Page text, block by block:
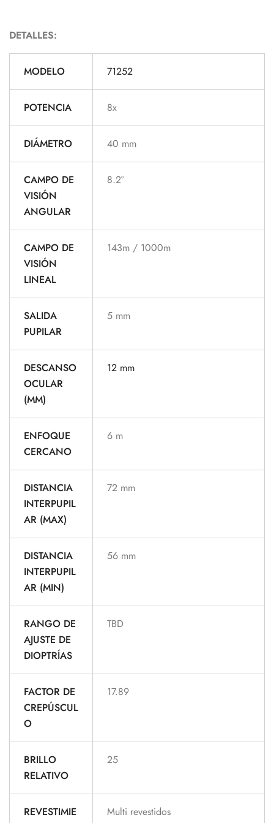
DETALLES:
MODELO 71252
POTENCIA 8x
DIÁMETRO 40 mm
CAMPO DE
VISIÓN
ANGULAR
8.2°
CAMPO DE
VISIÓN
LINEAL
143m / 1000m
SALIDA
PUPILAR
5 mm
DESCANSO
OCULAR
(MM)
12 mm
ENFOQUE
CERCANO
6 m
DISTANCIA
INTERPUPIL
AR (MAX)
72 mm
DISTANCIA
INTERPUPIL
AR (MIN)
56 mm
RANGO DE
AJUSTE DE
DIOPTRÍAS
TBD
FACTOR DE
CREPÚSCUL
O
17.89
BRILLO
RELATIVO
25
REVESTIMIE
Multi revestidos